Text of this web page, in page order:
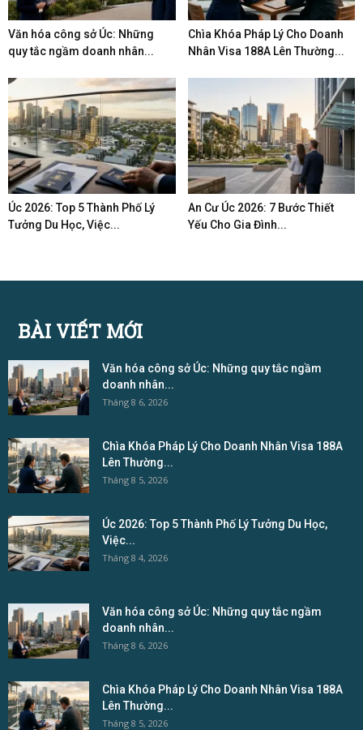
Văn hóa công sở Úc: Những
quy tắc ngầm doanh nhân...
Chìa Khóa Pháp Lý Cho Doanh
Nhân Visa 188A Lên Thường...
Úc 2026: Top 5 Thành Phố Lý
Tưởng Du Học, Việc...
An Cư Úc 2026: 7 Bước Thiết
Yếu Cho Gia Đình...
BÀI VIẾT MỚI
Văn hóa công sở Úc: Những quy tắc ngầm
doanh nhân...
Tháng 8 6, 2026
Chìa Khóa Pháp Lý Cho Doanh Nhân Visa 188A
Lên Thường...
Tháng 8 5, 2026
Úc 2026: Top 5 Thành Phố Lý Tưởng Du Học,
Việc...
Tháng 8 4, 2026
Văn hóa công sở Úc: Những quy tắc ngầm
doanh nhân...
Tháng 8 6, 2026
Chìa Khóa Pháp Lý Cho Doanh Nhân Visa 188A
Lên Thường...
Tháng 8 5, 2026